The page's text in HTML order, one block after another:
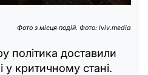
Фото з місця подій. Фото: lviv.media
політика доставили
у критичному стані.